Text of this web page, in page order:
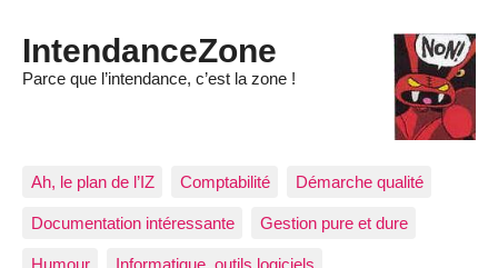
IntendanceZone
Parce que l’intendance, c’est la zone !
Ah, le plan de l’IZ Comptabilité Démarche qualité
Documentation intéressante Gestion pure et dure
Humour Informatique, outils logiciels